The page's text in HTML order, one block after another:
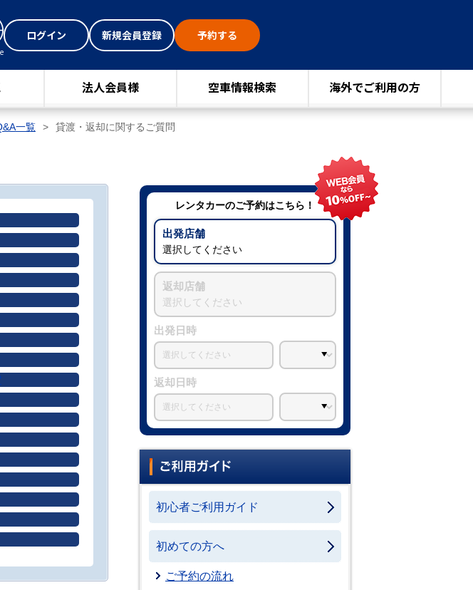
ログイン 新規会員登録 予約する
法人会員様 空車情報検索 海外でご利用の方
一覧 貸渡・返却に関するご質問
レンタカーのご予約はこちら！
出発店舗
選択してください
返却店舗
選択してください
出発日時
返却日時
初心者ご利用ガイド
初めての方へ
ご予約の流れ